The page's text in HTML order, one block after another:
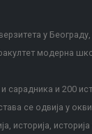
у
модерна
и 200
се одвија у
историја,